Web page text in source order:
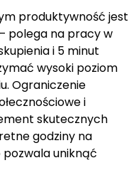
produktywność jest
polega na pracy w
i 5 minut
wysoki poziom
Ograniczenie
i
skutecznych
godziny na
uniknąć